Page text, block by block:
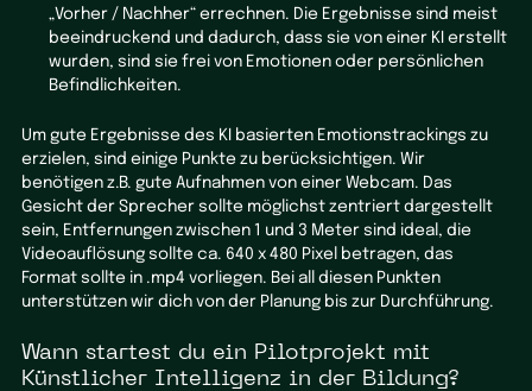
„Vorher / Nachher“ errechnen. Die Ergebnisse sind meist
beeindruckend und dadurch, dass sie von einer KI erstellt
wurden, sind sie frei von Emotionen oder persönlichen
Befindlichkeiten.
Um gute Ergebnisse des KI basierten Emotionstrackings zu
erzielen, sind einige Punkte zu berücksichtigen. Wir
benötigen z.B. gute Aufnahmen von einer Webcam. Das
Gesicht der Sprecher sollte möglichst zentriert dargestellt
sein, Entfernungen zwischen 1 und 3 Meter sind ideal, die
Videoauflösung sollte ca. 640 x 480 Pixel betragen, das
Format sollte in .mp4 vorliegen. Bei all diesen Punkten
unterstützen wir dich von der Planung bis zur Durchführung.
Wann startest du ein Pilotprojekt mit
Künstlicher Intelligenz in der Bildung?